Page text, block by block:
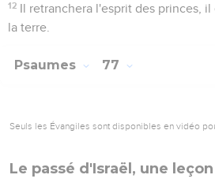
12 Il retranchera l'esprit des princes,
la terre.
Psaumes 77
Seuls les Évangiles sont disponibles en vidéo
Le passé d'Israël, une